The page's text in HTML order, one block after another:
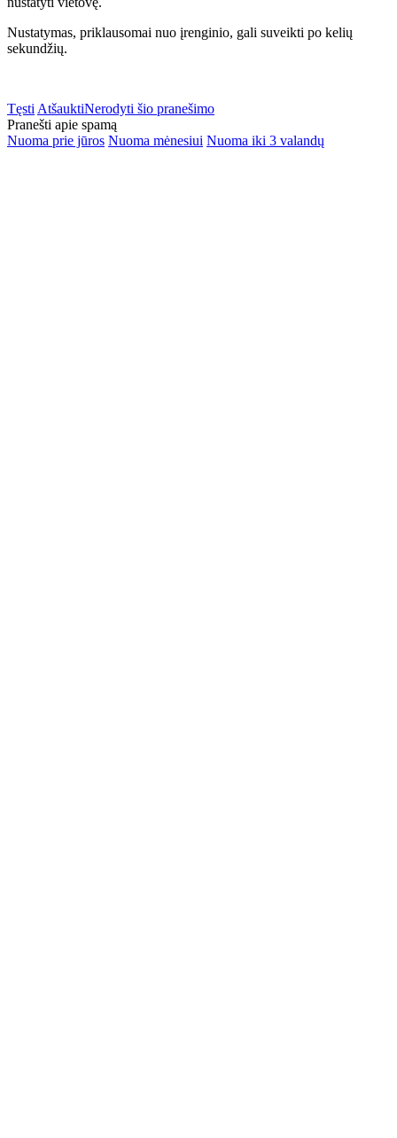
Nustatymas, priklausomai nuo įrenginio, gali suveikti po kelių
sekundžių.
Tęsti AtšauktiNerodyti šio pranešimo
Pranešti apie spamą
Nuoma prie jūros Nuoma mėnesiui Nuoma iki 3 valandų